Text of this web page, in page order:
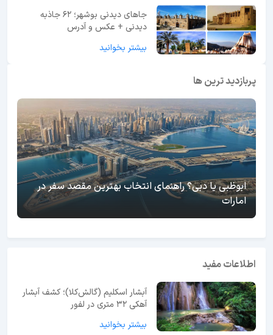
جاهای دیدنی بوشهر؛ 62 جاذبه
دیدنی + عکس و آدرس
بیشتر بخوانید
پربازدید ترین ها
ابوظبی یا دبی؟ راهنمای انتخاب بهترین مقصد سفر در
امارات
اطلاعات مفید
آبشار اسکلیم (گالش‌کلا)؛ کشف آبشار
آهکی ۳۲ متری در لفور
بیشتر بخوانید